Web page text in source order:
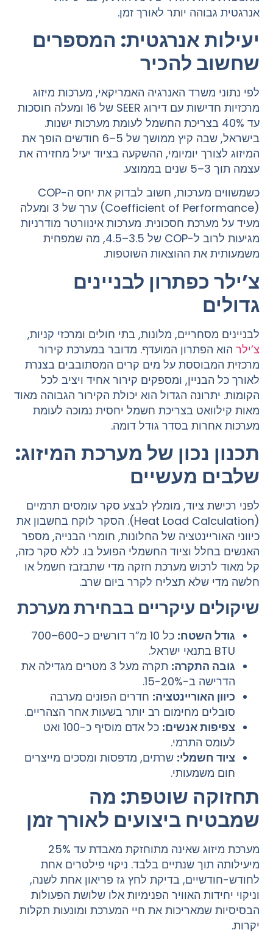
אנרגטית גבוהה יותר לאורך זמן.
יעילות אנרגטית: המספרים
שחשוב להכיר
לפי נתוני משרד האנרגיה האמריקאי, מערכות מיזוג
מרכזיות חדישות עם דירוג SEER של 16 ומעלה חוסכות
עד 40% בצריכת החשמל לעומת מערכות ישנות.
בישראל, שבה קיץ ממושך של 5–6 חודשים הופך את
המיזוג לצורך יומיומי, ההשקעה בציוד יעיל מחזירה את
עצמה תוך 3–5 שנים בממוצע.
כשמשווים מערכות, חשוב לבדוק את יחס ה-COP
(Coefficient of Performance) ערך של 3 ומעלה
מעיד על מערכת חסכונית. מערכות אינוורטר מודרניות
מגיעות לרוב ל-COP של 3.5–4.5, מה שמפחית
משמעותית את ההוצאות השוטפות.
צ’ילר כפתרון לבניינים
גדולים
לבניינים מסחריים, מלונות, בתי חולים ומרכזי קניות,
צ’ילרהוא הפתרון המועדף. מדובר במערכת קירור
מרכזית המבוססת על מים קרים המסתובבים בצנרת
לאורך כל הבניין, ומספקים קירור אחיד ויציב לכל
הקומות. יתרונה הגדול הוא יכולת הקירור הגבוהה מאוד
מאות קילוואט בצריכת חשמל יחסית נמוכה לעומת
מערכות אחרות בסדר גודל דומה.
תכנון נכון של מערכת המיזוג:
שלבים מעשיים
לפני רכישת ציוד, מומלץ לבצע סקר עומסים תרמיים
(Heat Load Calculation). הסקר לוקח בחשבון את
כיווני האוריינטציה של החלונות, חומרי הבנייה, מספר
האנשים בחלל וציוד החשמלי הפועל בו. ללא סקר כזה,
קל מאוד לרכוש מערכת חזקה מדי שתבזבז חשמל או
חלשה מדי שלא תצליח לקרר ביום שרב.
שיקולים עיקריים בבחירת מערכת
גודל השטח:
כל 10 מ”ר דורשים כ-600–700
BTU בתנאי ישראל.
גובה התקרה:
תקרה מעל 3 מטרים מגדילה את
הדרישה ב-15-20%.
כיוון האוריינטציה:חדרים הפונים מערבה
סובלים מחימום רב יותר בשעות אחר הצהריים.
צפיפות אנשים:
כל אדם מוסיף כ-100 ואט
לעומס התרמי.
ציוד חשמלי:שרתים, מדפסות ומסכים מייצרים
חום משמעותי.
תחזוקה שוטפת: מה
שמבטיח ביצועים לאורך זמן
מערכת מיזוג שאינה מתוחזקת מאבדת עד 25%
מיעילותה תוך שנתיים בלבד. ניקוי פילטרים אחת
לחודש-חודשיים, בדיקת לחץ גז פריאון אחת לשנה,
וניקוי יחידות האוויר הפנימיות אלו שלושת הפעולות
הבסיסיות שמאריכות את חיי המערכת ומונעות תקלות
יקרות.